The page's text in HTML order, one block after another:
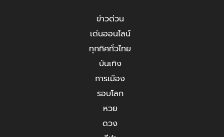
ข่าวด่วน
เด่นออนไลน์
ทุกทิศทั่วไทย
บันเทิง
การเมือง
รอบโลก
หวย
ดวง